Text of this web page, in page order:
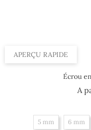
APERÇU RAPIDE
Écrou
A
5 mm 6 mm